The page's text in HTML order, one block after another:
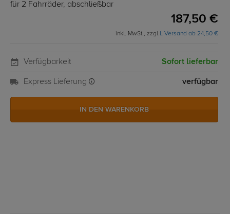
für 2 Fahrräder, abschließbar
187,50 €
inkl. MwSt., zzgl.L Versand ab 24,50 €
Verfügbarkeit Sofort lieferbar
Express Lieferung verfügbar
IN DEN WARENKORB